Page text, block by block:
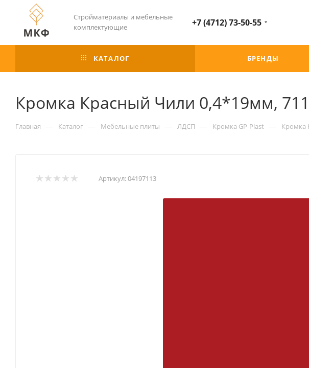
Стройматериалы и мебельные
комплектующие
+7 (4712) 73-50-55
КАТАЛОГ БРЕНДЫ
Кромка Красный Чили 0,4*19мм,
Главная — Каталог — Мебельные плиты — ЛДСП — Кромка GP-Plast — Кромка
Артикул:04197113